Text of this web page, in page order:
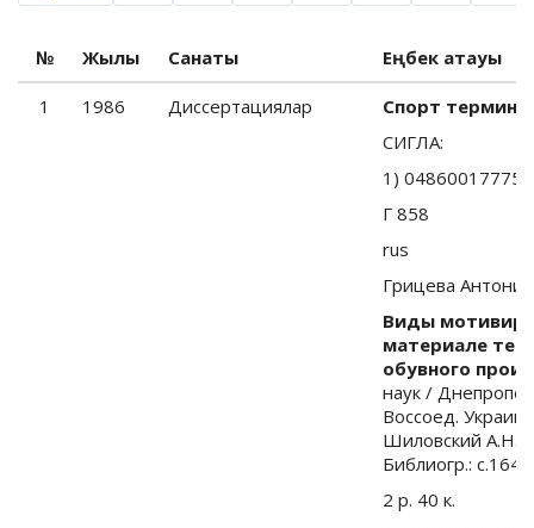
№ Жылы Санаты Еңбек атауы
1 1986 Диссертациялар
Спорт
СИГЛА:
1) 04860017775
Г 858
rus
Грицева
Виды
материале
обувного
наук /
Воссоед.
Шиловский А.Н..-
Библиогр.:
2 р. 40 к.